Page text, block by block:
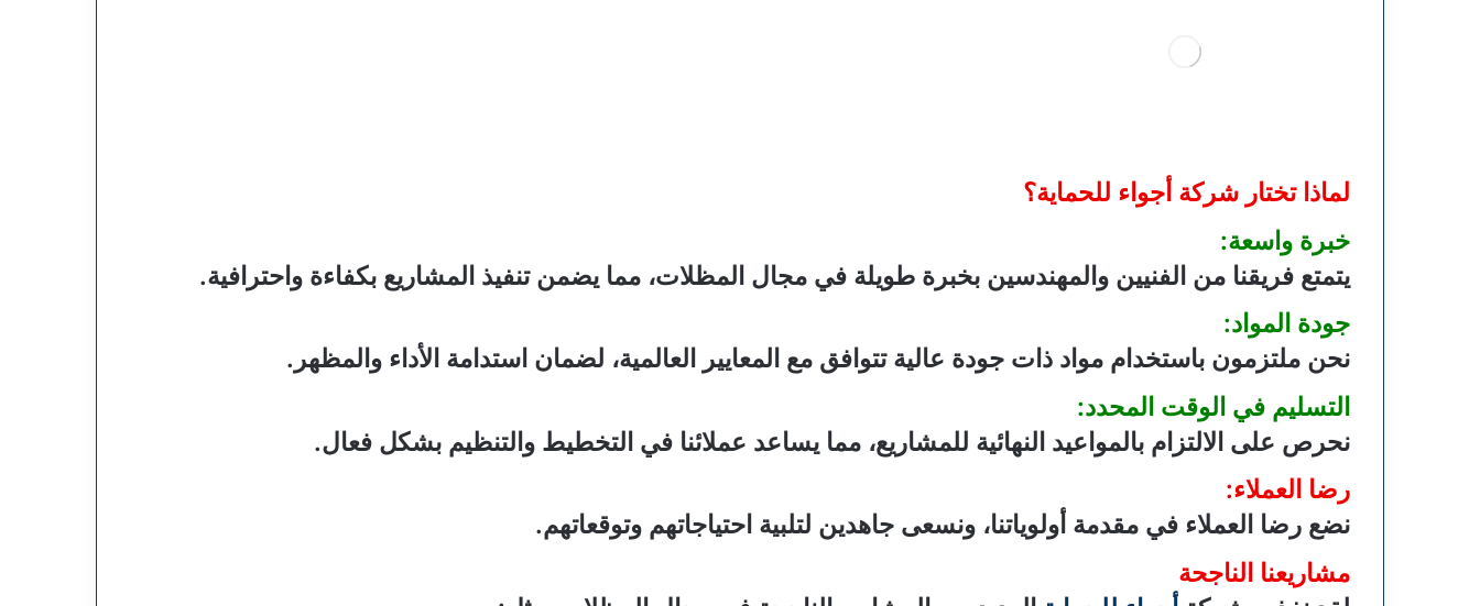
لماذا تختار شركة أجواء للحماية؟
خبرة واسعة:
يتمتع فريقنا من الفنيين والمهندسين بخبرة طويلة في مجال المظلات، مما يضمن تنفيذ المشاريع بكفاءة واحترافية.
جودة المواد:
نحن ملتزمون باستخدام مواد ذات جودة عالية تتوافق مع المعايير العالمية، لضمان استدامة الأداء والمظهر.
التسليم في الوقت المحدد:
نحرص على الالتزام بالمواعيد النهائية للمشاريع، مما يساعد عملائنا في التخطيط والتنظيم بشكل فعال.
رضا العملاء:
نضع رضا العملاء في مقدمة أولوياتنا، ونسعى جاهدين لتلبية احتياجاتهم وتوقعاتهم.
مشاريعنا الناجحة